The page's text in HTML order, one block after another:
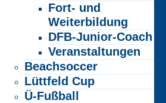
Fort- und
Weiterbildung
DFB-Junior-Coach
Veranstaltungen
Beachsoccer
Lüttfeld Cup
Ü-Fußball